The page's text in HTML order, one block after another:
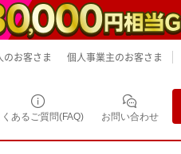
のお客さま 個人事業主のお客さま
くあるご質問(FAQ) お問い合わせ